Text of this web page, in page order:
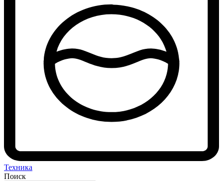
Техника
Поиск